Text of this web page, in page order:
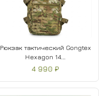
Рюкзак тактический Gongtex
Hexagon 14...
4 990 ₽